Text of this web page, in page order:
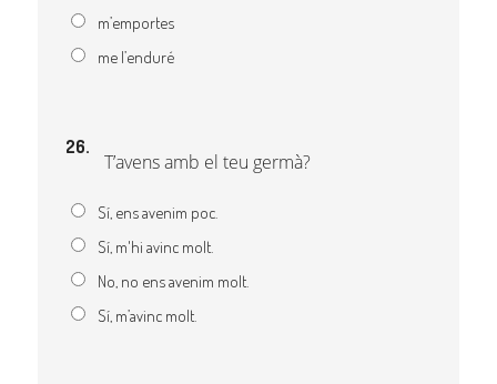
m’emportes
me l’enduré
26.
T’avens amb el teu germà?
Sí, ens avenim poc.
Sí, m'hi avinc molt.
No, no ens avenim molt.
Sí, m’avinc molt.